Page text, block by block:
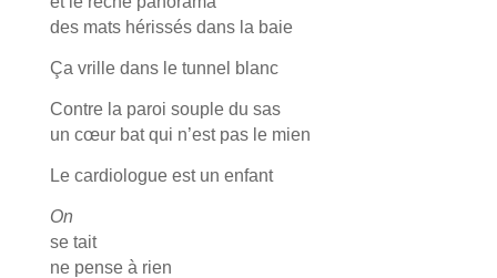
des mats hérissés dans la baie
Ça vrille dans le tunnel blanc
Contre la paroi souple du sas
un cœur bat qui n’est pas le mien
Le cardiologue est un enfant
On
se tait
ne pense à rien